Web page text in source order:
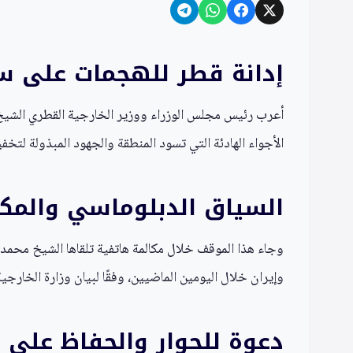
إدانة قطر للهجمات
أعرب رئيس مجلس الوزراء ووزير الخارجية القطري
الأجواء الهادئة التي تسود المنطقة والجهود المبذولة
السياق الدبلوماسي
وجاء هذا الموقف خلال مكالمة هاتفية تلقاها الشيخ
وإيران خلال اليومين الماضيين، وفقًا لبيان وزارة
دعوة للحوار والحفاظ على